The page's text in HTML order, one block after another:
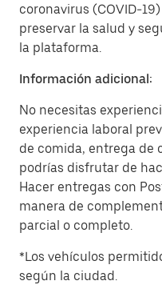
coronavirus (COVID-
preservar la salud y
la plataforma.
Información adicional:
No necesitas
experiencia laboral
de comida, entrega de
podrías disfrutar de
Hacer entregas con
manera de
parcial o completo.
*Los vehículos
según la ciudad.